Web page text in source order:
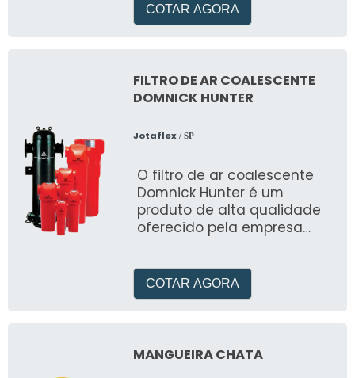
COTAR AGORA
FILTRO DE AR COALESCENTE
DOMNICK HUNTER
Jotaflex/ SP
O filtro de ar coalescente
Domnick Hunter é um
produto de alta qualidade
oferecido pela empresa
e pneumática desde 1989
COTAR AGORA
MANGUEIRA CHATA